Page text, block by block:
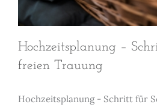
Hochzeitsplanung –
freien Trauung
Hochzeitsplanung - Schritt für